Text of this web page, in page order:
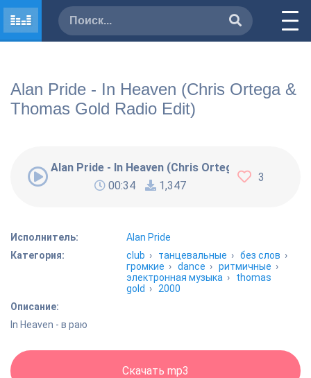
Alan Pride - In Heaven (Chris Ortega &
Thomas Gold Radio Edit)
Alan Pride - In Heaven (Chris Ortega & Thomas
00:34
1,347
3
Исполнитель:
Alan Pride
Категория:
club › танцевальные ›без слов ›
громкие ›dance ›ритмичные ›
электронная музыка › thomas
gold › 2000
Описание:
In Heaven - в раю
Скачать mp3